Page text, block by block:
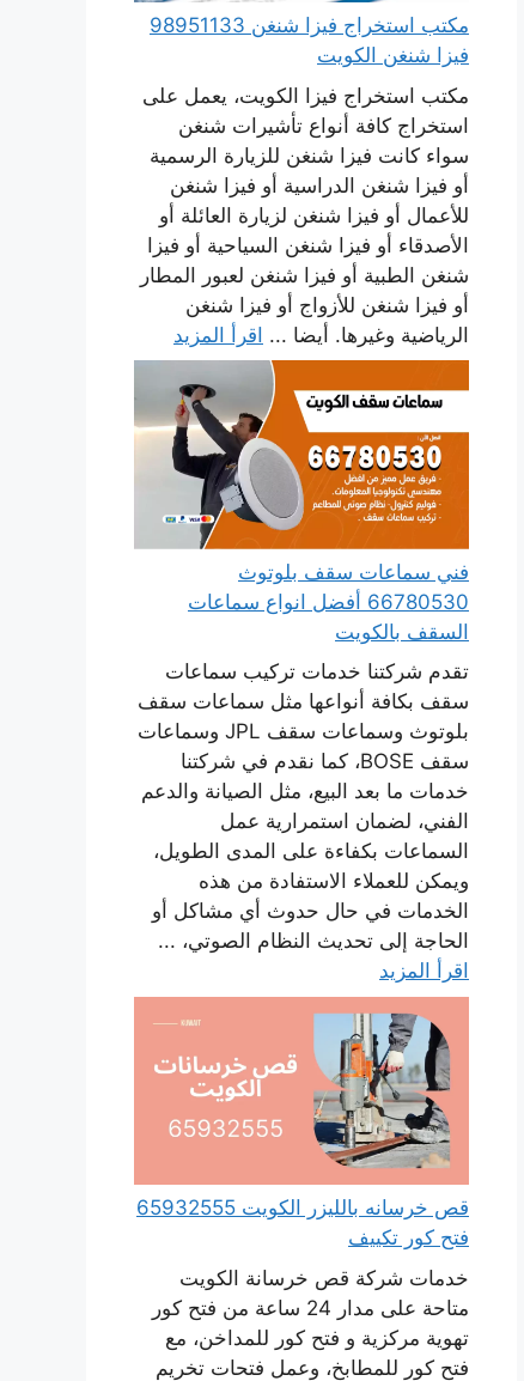
مكتب استخراج فيزا شنغن 98951133
فيزا شنغن الكويت
مكتب استخراج فيزا الكويت، يعمل على
استخراج كافة أنواع تأشيرات شنغن
سواء كانت فيزا شنغن للزيارة الرسمية
أو فيزا شنغن الدراسية أو فيزا شنغن
للأعمال أو فيزا شنغن لزيارة العائلة أو
الأصدقاء أو فيزا شنغن السياحية أو فيزا
شنغن الطبية أو فيزا شنغن لعبور المطار
أو فيزا شنغن للأزواج أو فيزا شنغن
الرياضية وغيرها. أيضا ... اقرأ المزيد
فني سماعات سقف بلوتوث
66780530 أفضل انواع سماعات
السقف بالكويت
تقدم شركتنا خدمات تركيب سماعات
سقف بكافة أنواعها مثل سماعات سقف
بلوتوث وسماعات سقف JPL وسماعات
سقف BOSE، كما نقدم في شركتنا
خدمات ما بعد البيع، مثل الصيانة والدعم
الفني، لضمان استمرارية عمل
السماعات بكفاءة على المدى الطويل،
ويمكن للعملاء الاستفادة من هذه
الخدمات في حال حدوث أي مشاكل أو
الحاجة إلى تحديث النظام الصوتي، ...
اقرأ المزيد
قص خرسانه بالليزر الكويت 65932555
فتح كور تكييف
خدمات شركة قص خرسانة الكويت
متاحة على مدار 24 ساعة من فتح كور
تهوية مركزية و فتح كور للمداخن، مع
فتح كور للمطابخ، وعمل فتحات تخريم